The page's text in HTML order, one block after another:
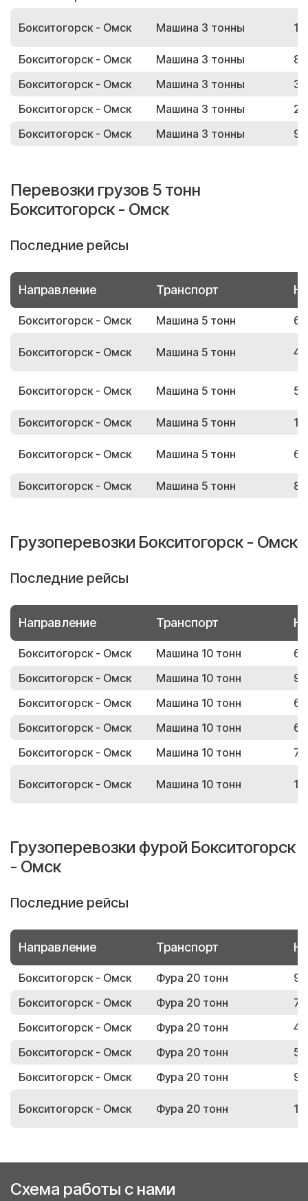
Бокситогорск - Омск Машина 3 тонны
Бокситогорск - Омск Машина 3 тонны
Бокситогорск - Омск
Машина 3 тонны
Бокситогорск - Омск
Машина 3 тонны
Бокситогорск - Омск
Машина 3 тонны
Перевозки грузов 5 тонн
Бокситогорск - Омск
Последние рейсы
Направление Транспорт
Бокситогорск - Омск Машина 5 тонн
Бокситогорск - Омск Машина 5 тонн
Бокситогорск - Омск Машина 5 тонн
Бокситогорск - Омск Машина 5 тонн
Бокситогорск - Омск Машина 5 тонн
Бокситогорск - Омск Машина 5 тонн
Грузоперевозки Бокситогорск - Омск
Последние рейсы
Направление Транспорт
Бокситогорск - Омск Машина 10 тонн
Бокситогорск - Омск
Машина 10 тонн
Бокситогорск - Омск
Машина 10 тонн
Бокситогорск - Омск
Машина 10 тонн
Бокситогорск - Омск
Машина 10 тонн
Бокситогорск - Омск Машина 10 тонн
Грузоперевозки фурой Бокситогорск
- Омск
Последние рейсы
Направление Транспорт
Бокситогорск - Омск Фура 20 тонн
Бокситогорск - Омск
Фура 20 тонн
Бокситогорск - Омск
Фура 20 тонн
Бокситогорск - Омск
Фура 20 тонн
Бокситогорск - Омск
Фура 20 тонн
Бокситогорск - Омск Фура 20 тонн
Схема работы с нами